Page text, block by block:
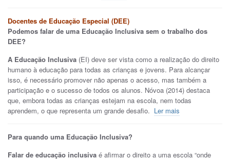
Docentes de Educação Especial (DEE)
Podemos falar de uma Educação Inclusiva sem o trabalho dos
DEE?
A Educação Inclusiva (EI) deve ser vista como a realização do direito
humano à educação para todas as crianças e jovens. Para alcançar
isso, é necessário promover não apenas o acesso, mas também a
participação e o sucesso de todos os alunos. Nóvoa (2014) destaca
que, embora todas as crianças estejam na escola, nem todas
aprendem, o que representa um grande desafio. Ler mais
Para quando uma Educação Inclusiva?
Falar de educação inclusiva é afirmar o direito a uma escola “onde